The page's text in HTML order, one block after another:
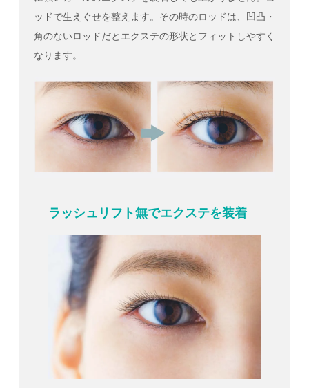
ッドで生えぐせを整えます。その時のロッドは、凹凸・
角のないロッドだとエクステの形状とフィットしやすく
なります。
ラッシュリフト無でエクステを装着